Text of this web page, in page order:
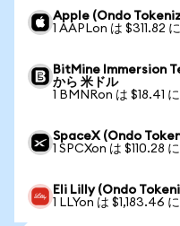
Apple (Ondo
1 AAPLon は $311.82
BitMine Immersion
から 米ドル
1 BMNRon は $18.41
SpaceX (Ondo
1 SPCXon は $110.28
Eli Lilly (Ondo
1 LLYon は $1,183.46